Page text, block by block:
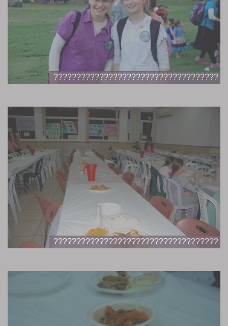
????????????????????????????????????
????????????????????????????????????